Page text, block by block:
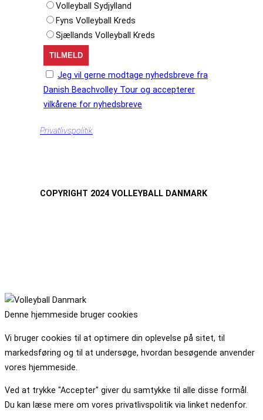
Volleyball Sydjylland
Fyns Volleyball Kreds
Sjællands Volleyball Kreds
Jeg vil gerne modtage nyhedsbreve fra
Danish Beachvolley Tour og accepterer
vilkårene for nyhedsbreve
Privatlivspolitik
COPYRIGHT 2024 VOLLEYBALL DANMARK
Denne hjemmeside bruger cookies
Vi bruger cookies til at optimere din oplevelse på sitet, til
markedsføring og til at undersøge, hvordan besøgende anvender
vores hjemmeside.
Ved at trykke "Accepter" giver du samtykke til alle disse formål.
Du kan læse mere om vores privatlivspolitik via linket nedenfor.